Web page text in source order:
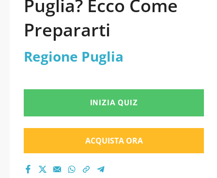
Puglia? Ecco Come
Prepararti
Regione Puglia
INIZIA QUIZ
ACQUISTA ORA